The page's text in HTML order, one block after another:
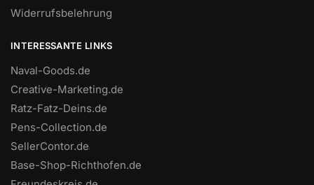
Widerrufsbelehrung
INTERESSANTE LINKS
Naval-Goods.de
Creative-Marketing.de
Ratz-Fatz-Deins.de
Pens-Collection.de
SellerContor.de
Base-Shop-Richthofen.de